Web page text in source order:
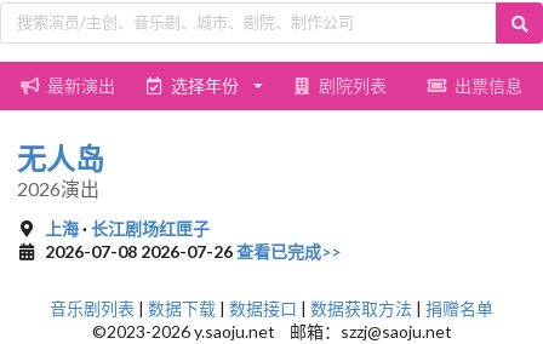
最新演出 选择年份 剧院列表 出票信息
无人岛
2026演出
上海·长江剧场红匣子
2026-07-08 2026-07-26查看已完成>>
音乐剧列表 | 数据下载 | 数据接口 | 数据获取方法 | 捐赠名单
©2023-2026 y.saoju.net 邮箱：szzj@saoju.net